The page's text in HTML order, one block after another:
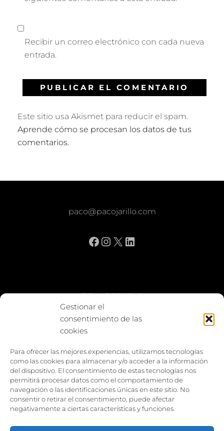
Gestionar el
consentimiento de las
cookies
Para ofrecer las mejores experiencias, utilizamos tecnologías
como las cookies para almacenar y/o acceder a la información
del dispositivo. El consentimiento de estas tecnologías nos
permitirá procesar datos como el comportamiento de
navegación o las identificaciones únicas en este sitio. No
consentir o retirar el consentimiento, puede afectar
negativamente a ciertas características y funciones.
Recibir un correo electrónico con cada nueva
entrada.
Este sitio usa Akismet para reducir el spam.
Aprende cómo se procesan los datos de tus
comentarios.
paco@pacojarillo.com
Facebook
Instagram
X LinkedIn
BE vs REBAJAS
Entes
Capturar y compartir
Vía larga